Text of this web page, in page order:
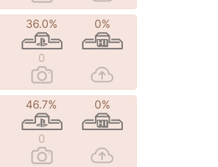
36.0% 0%
0
46.7% 0%
0